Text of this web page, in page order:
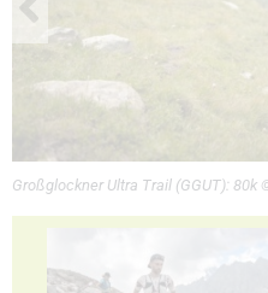
Großglockner Ultra Trail (GGUT): 80k